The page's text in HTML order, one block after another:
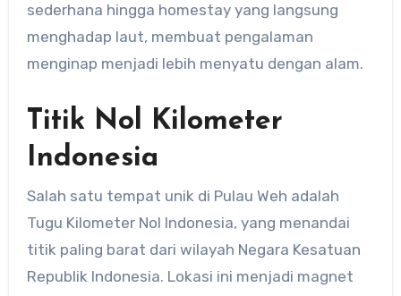
sederhana hingga homestay yang langsung
menghadap laut, membuat pengalaman
menginap menjadi lebih menyatu dengan alam.
Titik Nol Kilometer
Indonesia
Salah satu tempat unik di Pulau Weh adalah
Tugu Kilometer Nol Indonesia, yang menandai
titik paling barat dari wilayah Negara Kesatuan
Republik Indonesia. Lokasi ini menjadi magnet